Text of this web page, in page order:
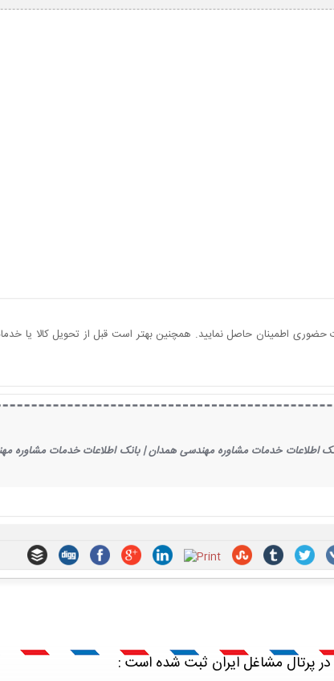
اطمینان حاصل نمایید. همچنین بهتر است قبل از تحویل کالا یا
اطلاعات خدمات مشاوره مهندسی همدان |بانک اطلاعات خدمات مشاوره
پرتال مشاغل ایران ثبت شده است :